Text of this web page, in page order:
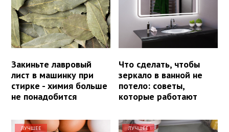
Закиньте лавровый
лист в машинку при
стирке - химия больше
не понадобится
Что сделать, чтобы
зеркало в ванной не
потело: советы,
которые работают
ЛУЧШЕЕ ЛУЧШЕЕ